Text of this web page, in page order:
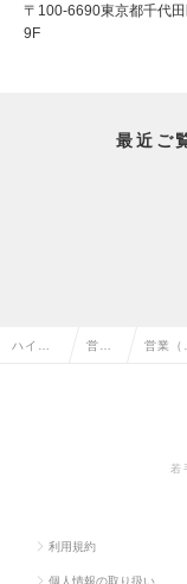
〒100-6690東京都千代
9F
最近ご
ハイク 営業 営業（
若
利用規約
個人情報の取り扱い